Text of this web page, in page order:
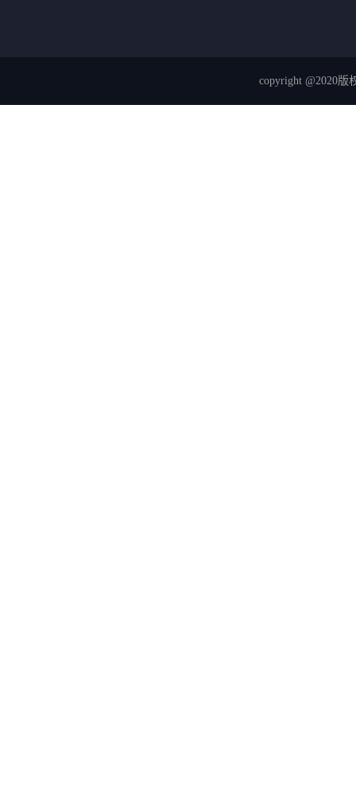
copyright @2020